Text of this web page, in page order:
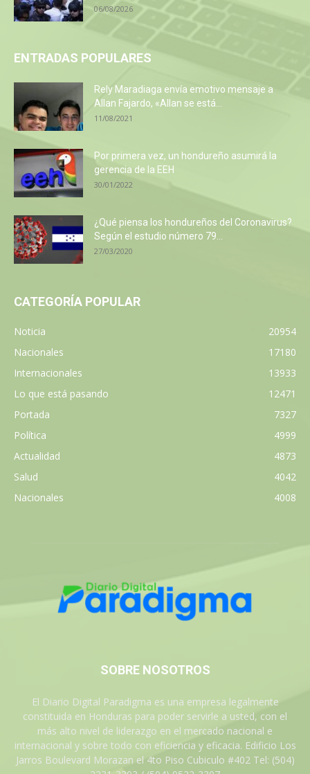
06/08/2026
ENTRADAS POPULARES
Rely Maradiaga envía emotivo mensaje a
Allan Fajardo, «Allan se está...
11/08/2021
Por primera vez, un hondureño asumirá la
gerencia de la EEH
30/01/2022
¿Qué piensa los hondureños del Coronavirus?
Según el estudio número 79...
27/03/2020
CATEGORÍA POPULAR
Noticia
20954
Nacionales
17180
Internacionales
13933
Lo que está pasando
12471
Portada
7327
Política
4999
Actualidad
4873
Salud
4042
Nacionales
4008
SOBRE NOSOTROS
El Diario Digital Paradigma es una empresa legalmente
constituida en Honduras para poder servirle a usted, con el
más alto nivel de liderazgo en el mercado nacional e
internacional y sobre todo con eficiencia y eficacia. Edificio Los
Jarros Boulevard Morazan el 4to Piso Cubiculo #402 Tel: (504)